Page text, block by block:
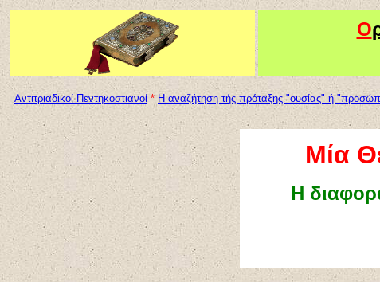
Ο
Αντιτριαδικοί Πεντηκοστιανοί * Η αναζήτηση τής πρόταξης "ουσίας" ή
Μία
Η